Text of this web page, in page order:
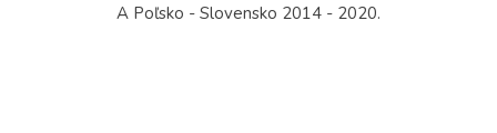
A Poľsko - Slovensko 2014 - 2020.